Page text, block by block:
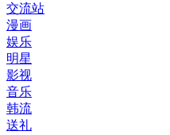
交流站
漫画
娱乐
明星
影视
音乐
韩流
送礼